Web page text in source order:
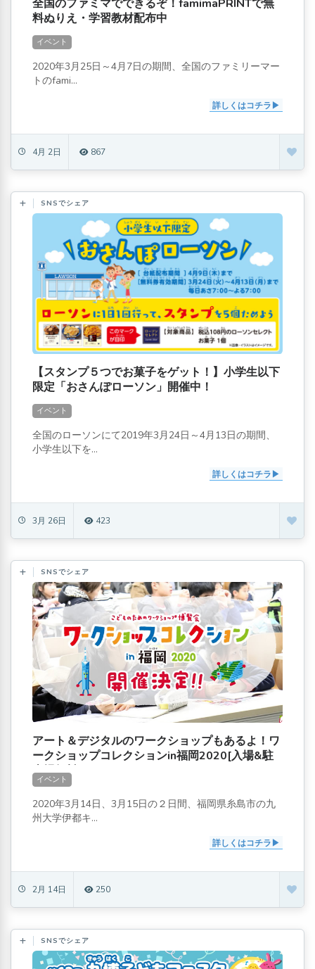
全国のファミマでできるぞ！famimaPRINTで無
料ぬりえ・学習教材配布中
イベント
2020年3月25日～4月7日の期間、全国のファミリーマー
トのfami...
詳しくはコチラ
4月 2日 867
SNSでシェア
【スタンプ５つでお菓子をゲット！】小学生以下
限定「おさんぽローソン」開催中！
イベント
全国のローソンにて2019年3月24日～4月13日の期間、
小学生以下を...
詳しくはコチラ
3月 26日 423
SNSでシェア
アート＆デジタルのワークショップもあるよ！ワ
ークショップコレクションin福岡2020[入場&駐
車場無料]
イベント
2020年3月14日、3月15日の２日間、福岡県糸島市の九
州大学伊都キ...
詳しくはコチラ
2月 14日 250
SNSでシェア